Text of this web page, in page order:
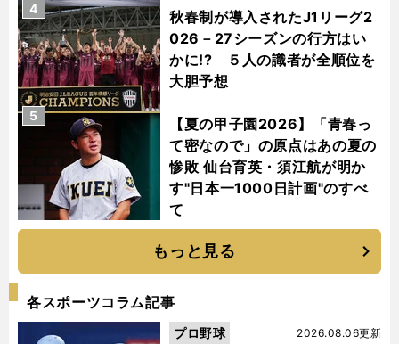
秋春制が導入されたJ1リーグ2
026－27シーズンの行方はい
かに!? ５人の識者が全順位を
大胆予想
4
【夏の甲子園2026】「青春っ
て密なので」の原点はあの夏の
惨敗 仙台育英・須江航が明か
す"日本一1000日計画"のすべ
て
5
もっと見る
各スポーツコラム記事
2026.08.06更新
プロ野球